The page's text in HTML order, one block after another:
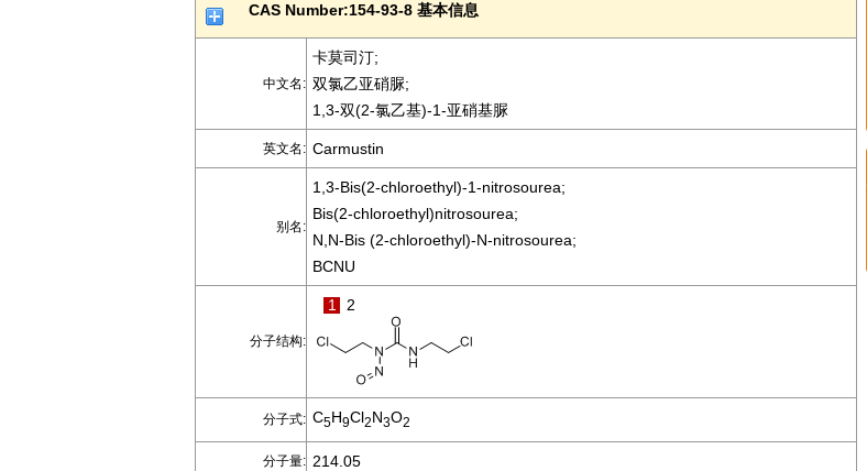
CAS Number:154-93-8 基本信息
中文名:
卡莫司汀;
双氯乙亚硝脲;
1,3-双(2-氯乙基)-1-亚硝基脲
英文名: Carmustin
别名:
1,3-Bis(2-chloroethyl)-1-nitrosourea;
Bis(2-chloroethyl)nitrosourea;
N,N-Bis (2-chloroethyl)-N-nitrosourea;
BCNU
分子结构:
1 2
分子式: C5H9Cl2N3O2
分子量: 214.05